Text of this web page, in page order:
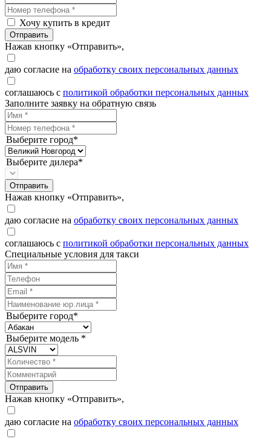
Хочу купить в кредит
Отправить
Нажав кнопку «Отправить»,
даю согласие на обработку своих персональных данных
соглашаюсь с политикой обработки персональных данных
Заполните заявку на обратную связь
Выберите город*
Выберите дилера*
Отправить
Нажав кнопку «Отправить»,
даю согласие на обработку своих персональных данных
соглашаюсь с политикой обработки персональных данных
Специальные условия для такси
Выберите город*
Выберите модель *
Отправить
Нажав кнопку «Отправить»,
даю согласие на обработку своих персональных данных